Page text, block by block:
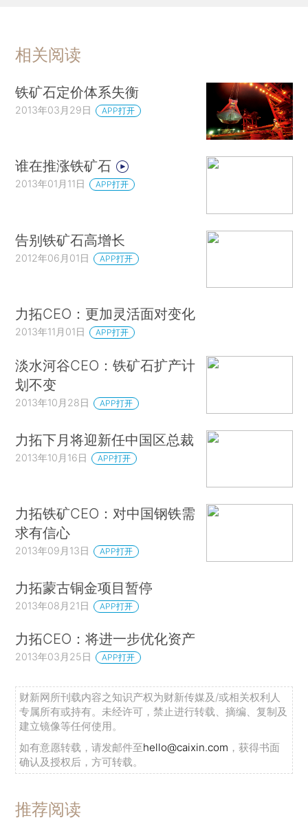
相关阅读
铁矿石定价体系失衡
2013年03月29日 APP打开
谁在推涨铁矿石
2013年01月11日 APP打开
告别铁矿石高增长
2012年06月01日 APP打开
力拓CEO：更加灵活面对变化
2013年11月01日 APP打开
淡水河谷CEO：铁矿石扩产计
划不变
2013年10月28日 APP打开
力拓下月将迎新任中国区总裁
2013年10月16日 APP打开
力拓铁矿CEO：对中国钢铁需
求有信心
2013年09月13日 APP打开
力拓蒙古铜金项目暂停
2013年08月21日 APP打开
力拓CEO：将进一步优化资产
2013年03月25日 APP打开
财新网所刊载内容之知识产权为财新传媒及/或相关权利人
专属所有或持有。未经许可，禁止进行转载、摘编、复制及
建立镜像等任何使用。
如有意愿转载，请发邮件至hello@caixin.com ，获得书面
确认及授权后，方可转载。
推荐阅读